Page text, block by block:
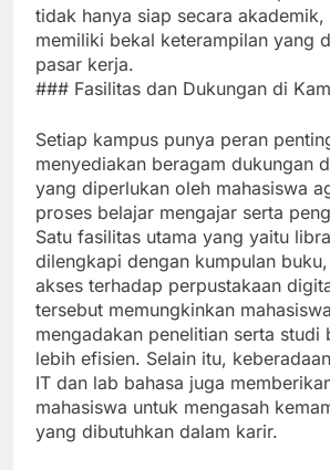
tidak hanya siap secara akademik,
memiliki bekal keterampilan yang
pasar kerja.
### Fasilitas dan Dukungan di
Setiap kampus punya peran
menyediakan beragam dukungan
yang diperlukan oleh mahasiswa
proses belajar mengajar serta
Satu fasilitas utama yang yaitu
dilengkapi dengan kumpulan
akses terhadap perpustakaan
tersebut memungkinkan
mengadakan penelitian serta studi
lebih efisien. Selain itu,
IT dan lab bahasa juga
mahasiswa untuk mengasah
yang dibutuhkan dalam karir.